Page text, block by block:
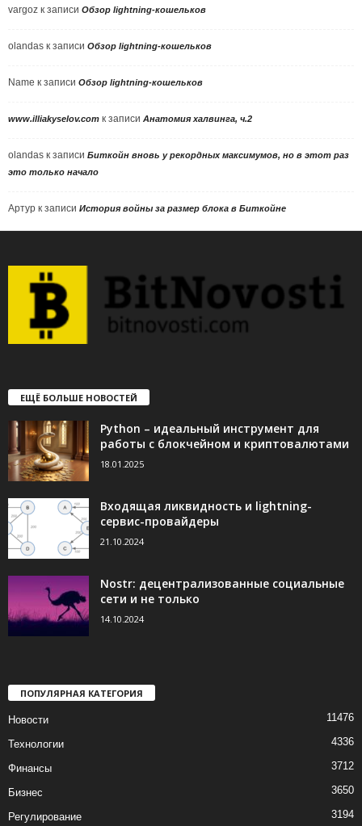
vargoz к записи Обзор lightning-кошельков
olandas к записи Обзор lightning-кошельков
Name к записи Обзор lightning-кошельков
www.illiakyselov.com к записи Анатомия халвинга, ч.2
olandas к записи Биткойн вновь у рекордных максимумов, но в этот раз
это только начало
Артур к записи История войны за размер блока в Биткойне
ЕЩЁ БОЛЬШЕ НОВОСТЕЙ
Python – идеальный инструмент для
работы с блокчейном и криптовалютами
18.01.2025
Входящая ликвидность и lightning-
сервис-провайдеры
21.10.2024
Nostr: децентрализованные социальные
сети и не только
14.10.2024
ПОПУЛЯРНАЯ КАТЕГОРИЯ
Новости 11476
Технологии 4336
Финансы 3712
Бизнес 3650
Регулирование 3194